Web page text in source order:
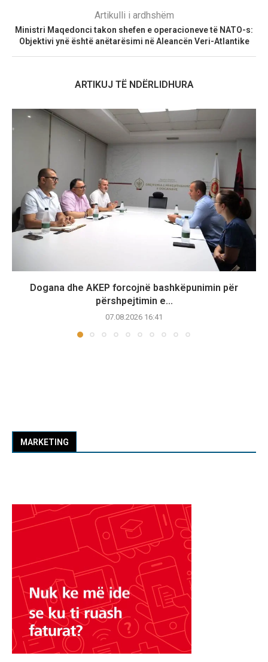
Artikulli i ardhshëm
Ministri Maqedonci takon shefen e operacioneve të NATO-s:
Objektivi ynë është anëtarësimi në Aleancën Veri-Atlantike
ARTIKUJ TË NDËRLIDHURA
Dogana dhe AKEP forcojnë bashkëpunimin për
përshpejtimin e...
07.08.2026 16:41
MARKETING